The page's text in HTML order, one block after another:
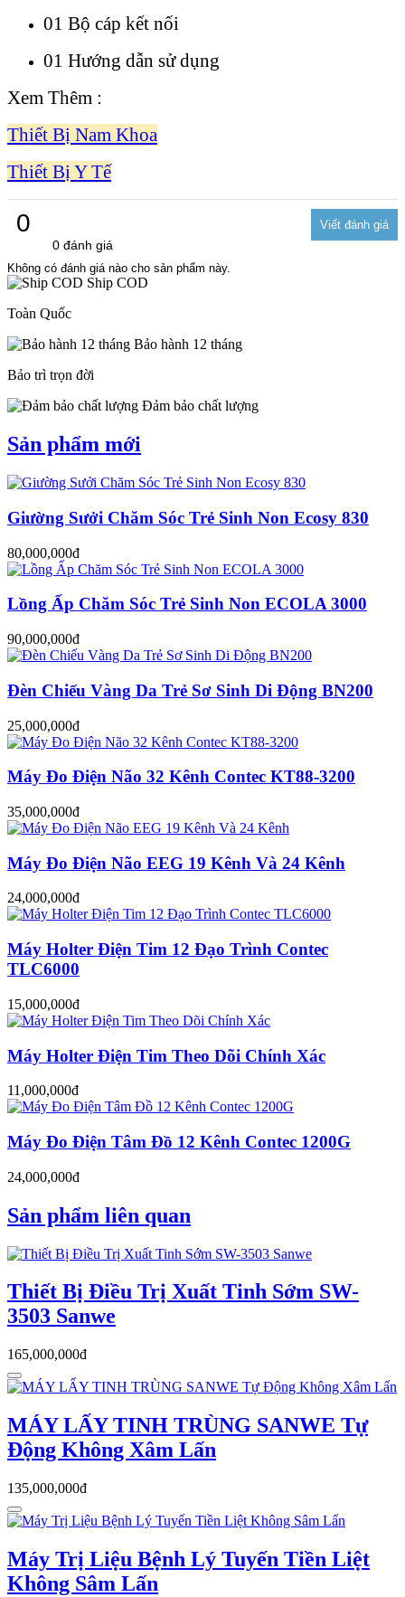
01 Bộ cáp kết nối
01 Hướng dẫn sử dụng
Xem Thêm :
Thiết Bị Nam Khoa
Thiết Bị Y Tế
0
0 đánh giá
Không có đánh giá nào cho sản phẩm này.
Ship COD
Toàn Quốc
Bảo hành 12 tháng
Bảo trì trọn đời
Đảm bảo chất lượng
Sản phẩm mới
Giường Sưởi Chăm Sóc Trẻ Sinh Non Ecosy 830
80,000,000đ
Lồng Ấp Chăm Sóc Trẻ Sinh Non ECOLA 3000
90,000,000đ
Đèn Chiếu Vàng Da Trẻ Sơ Sinh Di Động BN200
25,000,000đ
Máy Đo Điện Não 32 Kênh Contec KT88-3200
35,000,000đ
Máy Đo Điện Não EEG 19 Kênh Và 24 Kênh
24,000,000đ
Máy Holter Điện Tim 12 Đạo Trình Contec
TLC6000
15,000,000đ
Máy Holter Điện Tim Theo Dõi Chính Xác
11,000,000đ
Máy Đo Điện Tâm Đồ 12 Kênh Contec 1200G
24,000,000đ
Sản phẩm liên quan
Thiết Bị Điều Trị Xuất Tinh Sớm SW-
3503 Sanwe
165,000,000đ
MÁY LẤY TINH TRÙNG SANWE Tự
Động Không Xâm Lấn
135,000,000đ
Máy Trị Liệu Bệnh Lý Tuyến Tiền Liệt
Không Sâm Lấn